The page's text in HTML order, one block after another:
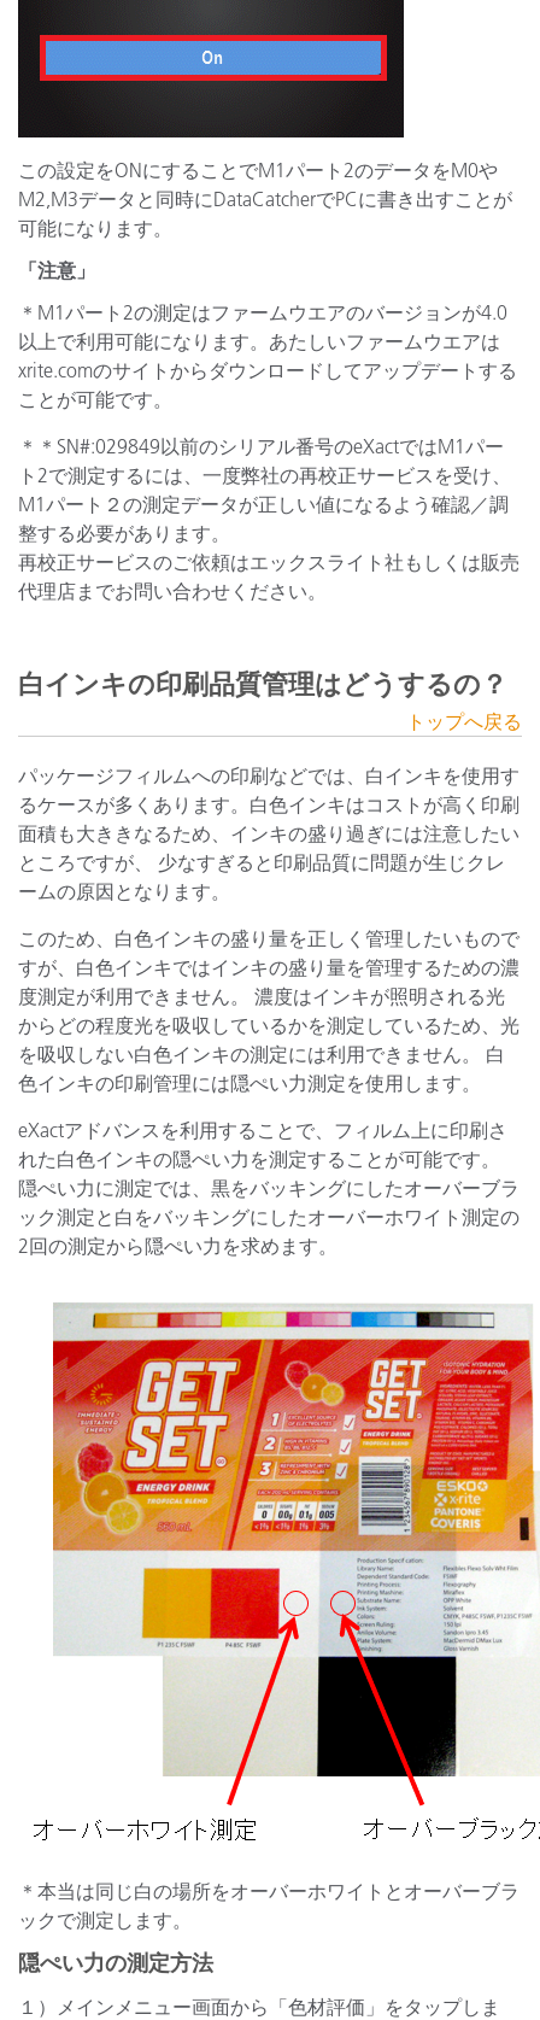
この設定をONにすることでM1パート2のデータをM0や
M2,M3データと同時にDataCatcherでPCに書き出すことが
可能になります。
「注意」
＊M1パート2の測定はファームウエアのバージョンが4.0
以上で利用可能になります。あたしいファームウエアは
xrite.comのサイトからダウンロードしてアップデートする
ことが可能です。
＊＊SN#:029849以前のシリアル番号のeXactではM1パー
ト2で測定するには、一度弊社の再校正サービスを受け、
M1パート２の測定データが正しい値になるよう確認／調
整する必要があります。
再校正サービスのご依頼はエックスライト社もしくは販売
代理店までお問い合わせください。
白インキの印刷品質管理はどうするの？
トップへ戻る
パッケージフィルムへの印刷などでは、白インキを使用す
るケースが多くあります。白色インキはコストが高く印刷
面積も大ききなるため、インキの盛り過ぎには注意したい
ところですが、 少なすぎると印刷品質に問題が生じクレ
ームの原因となります。
このため、白色インキの盛り量を正しく管理したいもので
すが、白色インキではインキの盛り量を管理するための濃
度測定が利用できません。 濃度はインキが照明される光
からどの程度光を吸収しているかを測定しているため、光
を吸収しない白色インキの測定には利用できません。 白
色インキの印刷管理には隠ぺい力測定を使用します。
eXactアドバンスを利用することで、フィルム上に印刷さ
れた白色インキの隠ぺい力を測定することが可能です。
隠ぺい力に測定では、黒をバッキングにしたオーバーブラ
ック測定と白をバッキングにしたオーバーホワイト測定の
2回の測定から隠ぺい力を求めます。
＊本当は同じ白の場所をオーバーホワイトとオーバーブラ
ックで測定します。
隠ぺい力の測定方法
１）メインメニュー画面から「色材評価」をタップしま